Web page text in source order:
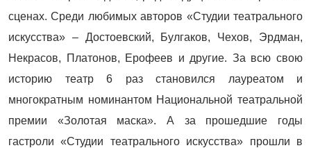
сценах. Среди любимых авторов «Студии театрального
искусства» – Достоевский, Булгаков, Чехов, Эрдман,
Некрасов, Платонов, Ерофеев и другие. За всю свою
историю театр 6 раз становился лауреатом и
многократным номинантом Национальной театральной
премии «Золотая маска». А за прошедшие годы
гастроли «Студии театрального искусства» прошли в